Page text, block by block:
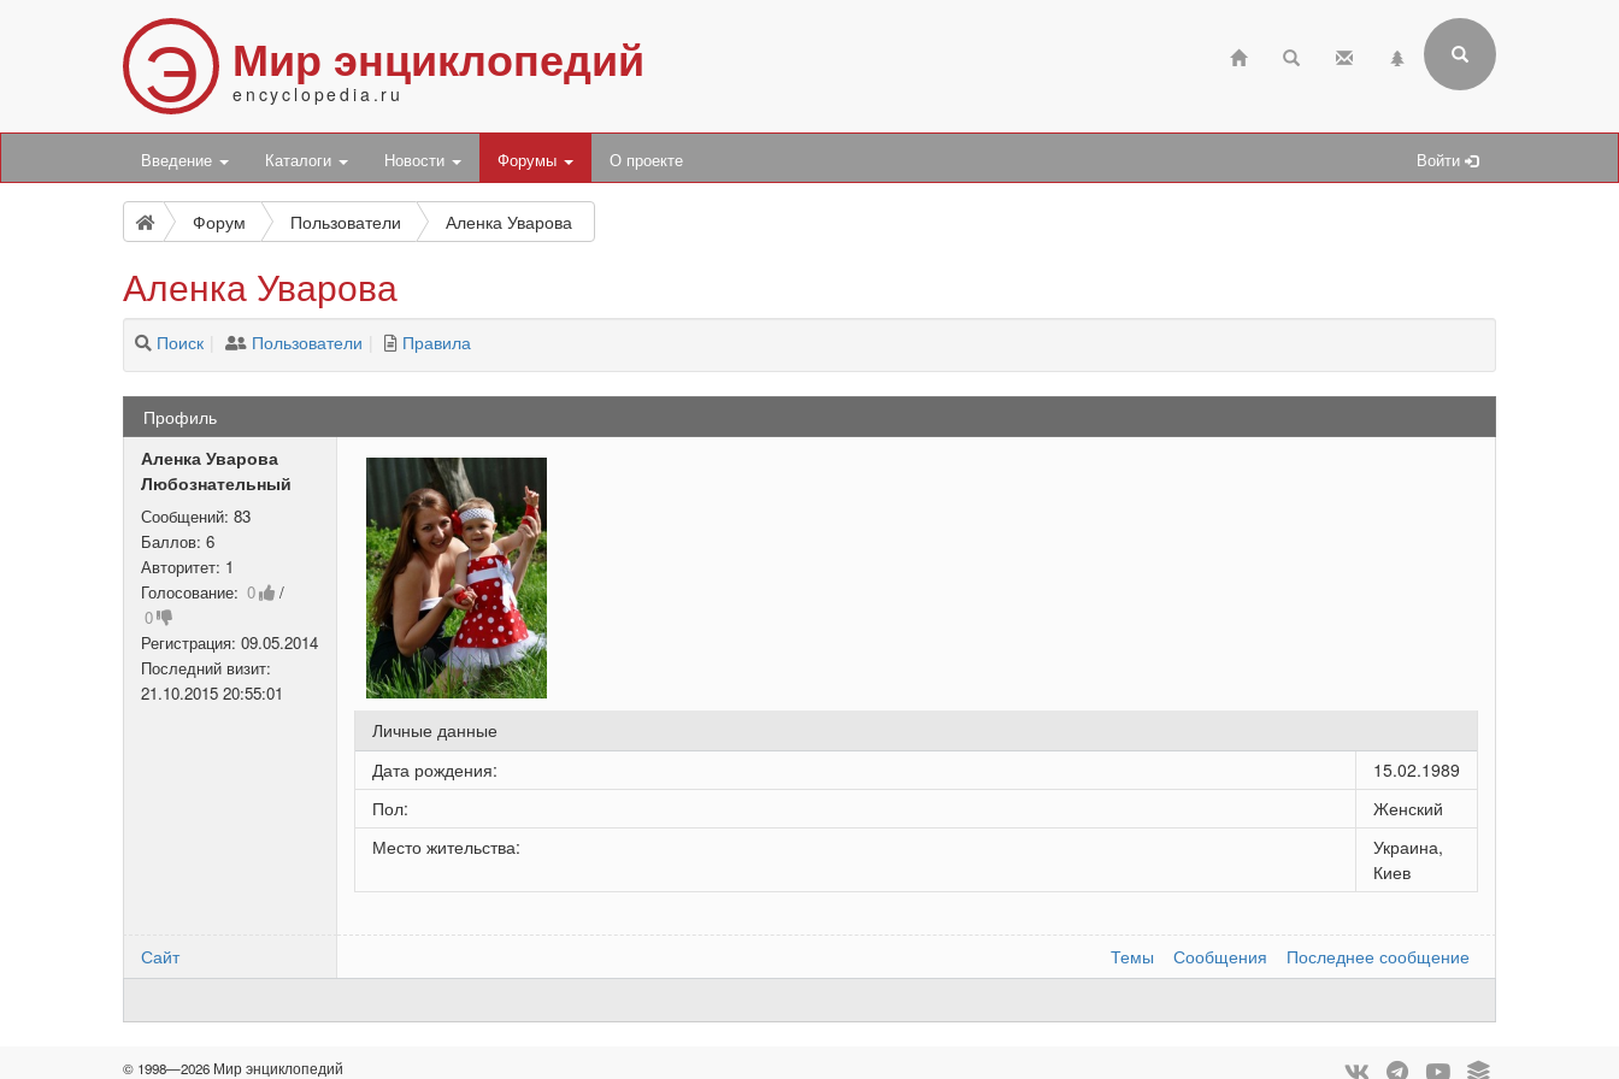
Э Мир энциклопедий
encyclopedia.ru
Введение Каталоги Новости Форумы О проекте Войти
Форум Пользователи Аленка Уварова
Аленка Уварова
Поиск Пользователи Правила
Профиль
Аленка Уварова
Любознательный
Сообщений: 83
Баллов: 6
Авторитет: 1
Голосование: 0
/
0
Регистрация: 09.05.2014
Последний визит:
21.10.2015 20:55:01
Личные данные
Дата рождения:
15.02.1989
Пол:
Женский
Место жительства:
Украина,
Киев
Сайт Темы Сообщения Последнее сообщение
© 1998—2026 Мир энциклопедий